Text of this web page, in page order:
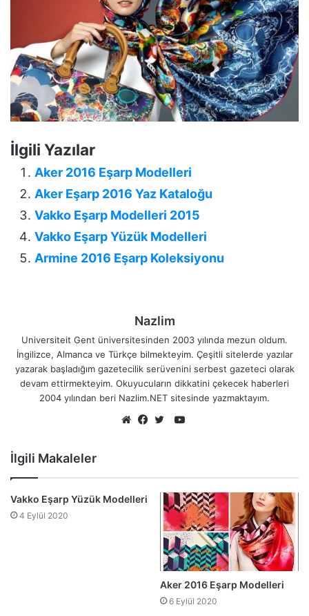
İlgili Yazılar
Aker 2016 Eşarp Modelleri
Aker Eşarp 2016 Yaz Kataloğu
Vakko Eşarp Modelleri 2015
Vakko Eşarp Yüzük Modelleri
Armine 2016 Eşarp Koleksiyonu
Nazlim
Universiteit Gent üniversitesinden 2003 yılında mezun oldum.
İngilizce, Almanca ve Türkçe bilmekteyim. Çeşitli sitelerde yazılar
yazarak başladığım gazetecilik serüvenini serbest gazeteci olarak
devam ettirmekteyim. Okuyucuların dikkatini çekecek haberleri
2004 yılından beri Nazlim.NET sitesinde yazmaktayım.
YouTube
İlgili Makaleler
Vakko Eşarp Yüzük Modelleri
4 Eylül 2020
Aker 2016 Eşarp Modelleri
6 Eylül 2020